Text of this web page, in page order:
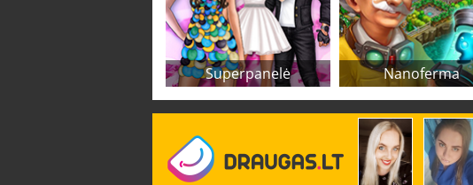
Superpanelė Nanoferma